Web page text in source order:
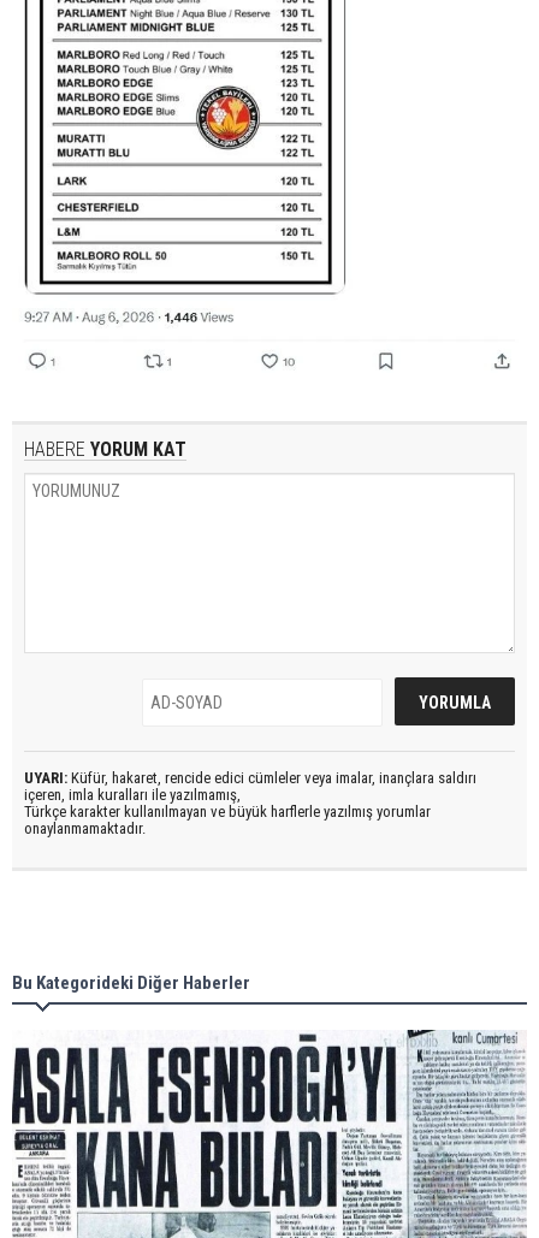
HABERE YORUM KAT
UYARI: Küfür, hakaret, rencide edici cümleler veya imalar, inançlara saldırı
içeren, imla kuralları ile yazılmamış,
Türkçe karakter kullanılmayan ve büyük harflerle yazılmış yorumlar
onaylanmamaktadır.
Bu Kategorideki Diğer Haberler